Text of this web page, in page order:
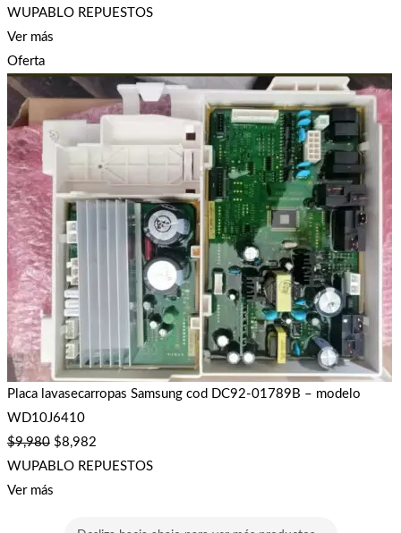
WUPABLO REPUESTOS
Ver más
Oferta
Placa lavasecarropas Samsung cod DC92-01789B – modelo
WD10J6410
$9,980 $8,982
WUPABLO REPUESTOS
Ver más